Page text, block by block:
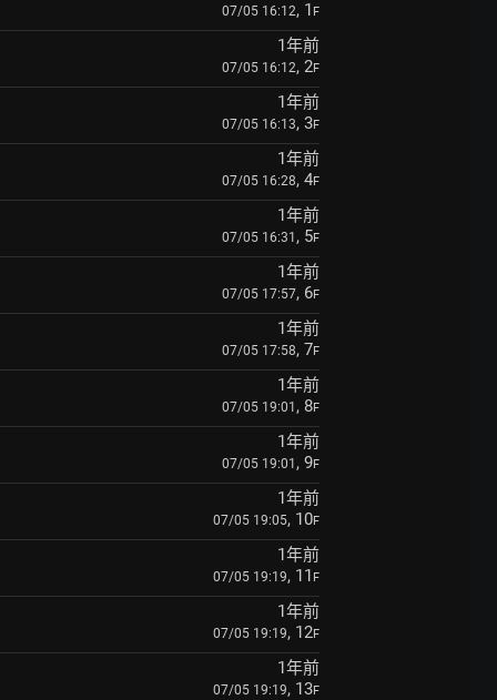
07/05 16:12, 1 F
1年前
07/05 16:12, 2F
1年前
07/05 16:13, 3F
1年前
07/05 16:28, 4F
1年前
07/05 16:31 , 5F
1年前
07/05 17:57, 6F
1年前
07/05 17:58, 7F
1年前
07/05 19:01 , 8F
1年前
07/05 19:01 , 9F
1年前
07/05 19:05, 10F
1年前
07/05 19:19, 11 F
1年前
07/05 19:19, 12F
1年前
07/05 19:19, 13F